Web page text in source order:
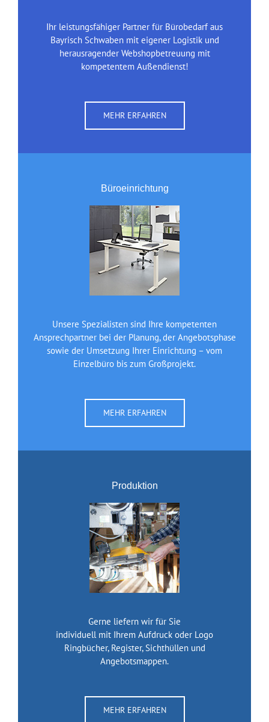
Ihr leistungsfähiger Partner für Bürobedarf aus
Bayrisch Schwaben mit eigener Logistik und
herausragender Webshopbetreuung mit
kompetentem Außendienst!
MEHR ERFAHREN
Büroeinrichtung
Unsere Spezialisten sind Ihre kompetenten
Ansprechpartner bei der Planung, der Angebotsphase
sowie der Umsetzung Ihrer Einrichtung – vom
Einzelbüro bis zum Großprojekt.
MEHR ERFAHREN
Produktion
Gerne liefern wir für Sie
individuell mit Ihrem Aufdruck oder Logo
Ringbücher, Register, Sichthüllen und
Angebotsmappen.
MEHR ERFAHREN